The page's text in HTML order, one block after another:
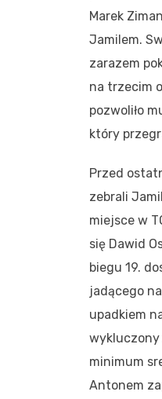
Marek
Jamilem.
zarazem
na trzecim
pozwoliło
który
Przed
zebrali
miejsce w
się Dawid
biegu 19.
jadącego
upadkiem
wykluczony
minimum
Antonem